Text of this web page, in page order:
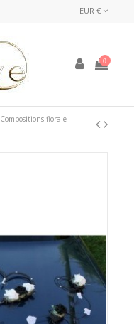
EUR €
0
Compositions florale